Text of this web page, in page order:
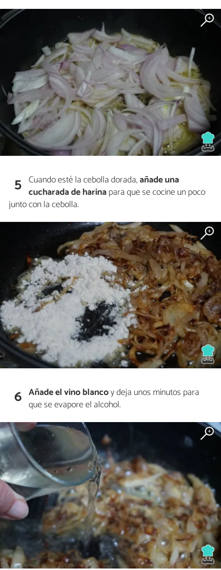
5 Cuando esté la cebolla dorada,añade una
cucharada de harinapara que se cocine un poco
junto con la cebolla.
6 Añade el vino blancoy deja unos minutos para
que se evapore el alcohol.